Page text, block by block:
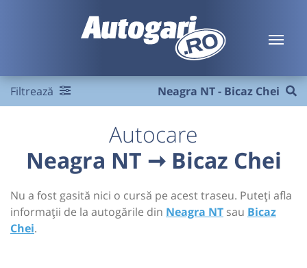
Filtrează Neagra NT - Bicaz Chei
Autocare
Neagra NT ➞ Bicaz Chei
Nu a fost gasită nici o cursă pe acest traseu. Puteți afla
informații de la autogările din Neagra NT sau Bicaz
Chei.